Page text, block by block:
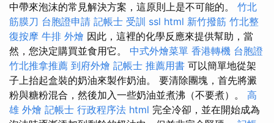
中帶來泡沫的常見解決方案，這原則上是不可能的。 竹北
筋膜刀 台胞證申請 記帳士 受訓 ssl html 新竹撥筋 竹北整
復按摩 牛排 外燴 因此，這裡的化學反應來提供幫助，當
然，您決定購買並食用它。 中式外燴菜單 香港轉機 台胞證
竹北推拿推薦 到府外燴 記帳士 推薦用書 可以簡單地從架
子上抬起盒裝的奶油來製作奶油。 要清除團塊，首先將澱
粉與糖粉混合，然後加入一些奶油並煮沸（不要煮）。 高
雄 外燴 記帳士 行政程序法 html 完全冷卻，並在開始成為